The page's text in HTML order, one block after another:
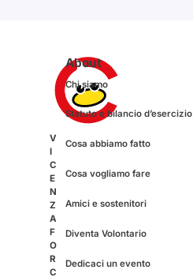
V
I
C
E
N
Z
A
F
O
R
C
About
Chi siamo
Statuto e bilancio d’esercizio
Cosa abbiamo fatto
Cosa vogliamo fare
Amici e sostenitori
Diventa Volontario
Dedicaci un evento